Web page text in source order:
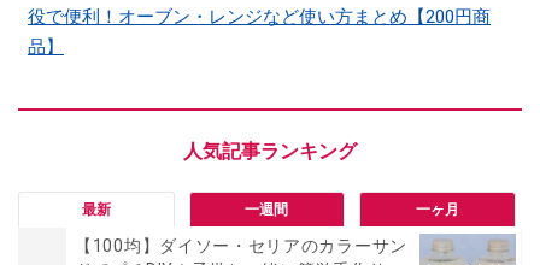
役で便利！オーブン・レンジなど使い方まとめ【200円商
品】
最新 一週間 一ヶ月
【100均】ダイソー・セリアのカラーサン